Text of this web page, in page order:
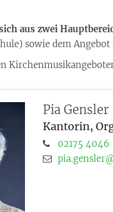
aus zwei
sowie dem
Pia Gensler
Kantorin,
02175 4046